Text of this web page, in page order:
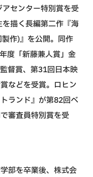
センター特別賞を受
描く長編第二作『海
作)』を公開。同作
度「新藤兼人賞」金
督賞、第31回日本映
などを受賞。ロヒン
ランド』が第82回ベ
審査員特別賞を受
部を卒業後、株式会